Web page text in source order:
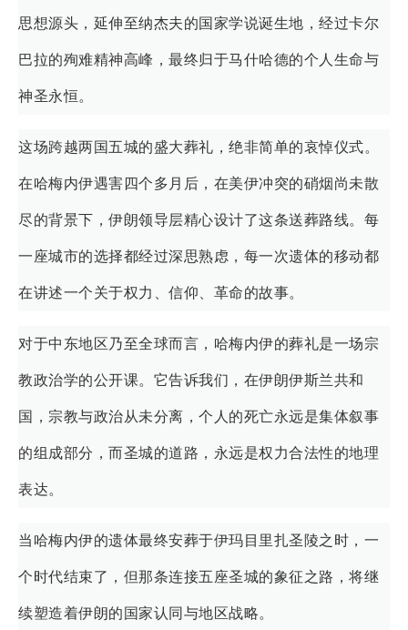
思想源头，延伸至纳杰夫的国家学说诞生地，经过卡尔
巴拉的殉难精神高峰，最终归于马什哈德的个人生命与
神圣永恒。
这场跨越两国五城的盛大葬礼，绝非简单的哀悼仪式。
在哈梅内伊遇害四个多月后，在美伊冲突的硝烟尚未散
尽的背景下，伊朗领导层精心设计了这条送葬路线。每
一座城市的选择都经过深思熟虑，每一次遗体的移动都
在讲述一个关于权力、信仰、革命的故事。
对于中东地区乃至全球而言，哈梅内伊的葬礼是一场宗
教政治学的公开课。它告诉我们，在伊朗伊斯兰共和
国，宗教与政治从未分离，个人的死亡永远是集体叙事
的组成部分，而圣城的道路，永远是权力合法性的地理
表达。
当哈梅内伊的遗体最终安葬于伊玛目里扎圣陵之时，一
个时代结束了，但那条连接五座圣城的象征之路，将继
续塑造着伊朗的国家认同与地区战略。